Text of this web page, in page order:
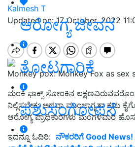
ಆರೋಗ್ಯ ಜೀವನ
ತೋಟಗಾರಿಕೆ
ಪಶುಸಂಗೋಪನೆ
Kalmesh T
Updated on: 17 October, 2022
Monkey pox: Monkey Fox as sex
ಮಂಕಿ ಫಾಕ್ಸ್ ಸೋಂಕಿನ
ನಿಲ್ಲಿಸಬೇಕು ಅಥವಾ ಮುಂಜಾಗೃತಾ ಕ್ರಮ
ಆರೋಗ್ಯ ಪ್ರಾಧಿಕಾರಗಳು ಮಂಗಳವಾರ
ಇದನ್ನೂ ಓದಿರಿ: ನೌಕರರಿಗೆ Good